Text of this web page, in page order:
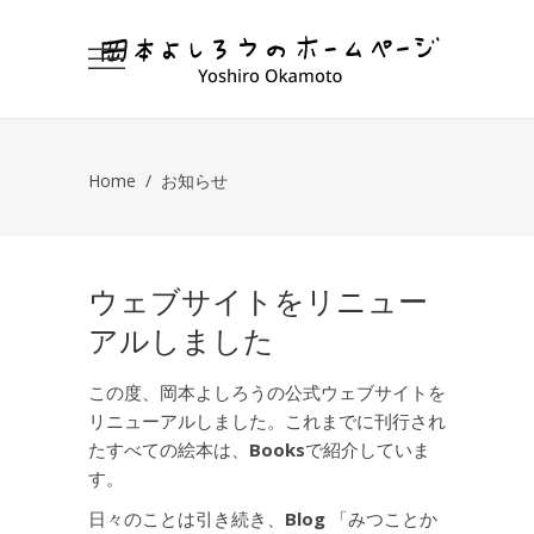
Home / お知らせ
ウェブサイトをリニュー
アルしました
この度、岡本よしろうの公式ウェブサイトを
リニューアルしました。これまでに刊行され
たすべての絵本は、 Booksで紹介していま
す。
日々のことは引き続き、 Blog 「みつことか